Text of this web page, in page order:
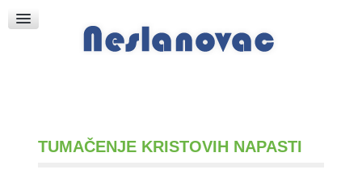
Crkva sv. Marka
Put k Bogu
TUMAČENJE KRISTOVIH NAPASTI